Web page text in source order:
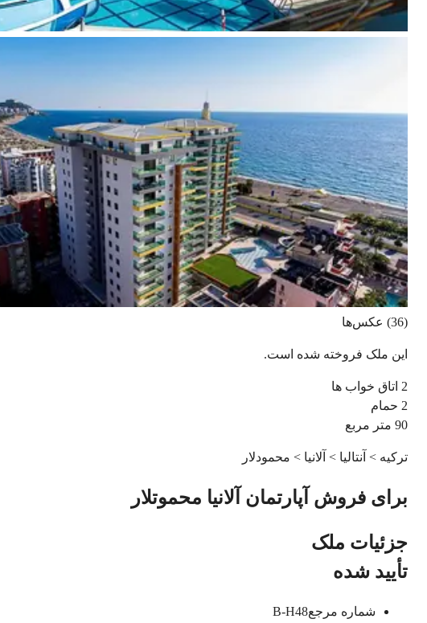
(36) عکس‌ها
این ملک فروخته شده است.
2 اتاق خواب ها
2 حمام
90 متر مربع
ترکیه > آنتالیا > آلانیا > محمودلار
برای فروش آپارتمان آلانیا محموتلار
جزئیات ملک
تأیید شده
شماره مرجعB-H48